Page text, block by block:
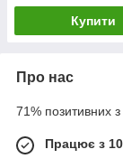
Купити
Про нас
71% позитивних з
Працює з